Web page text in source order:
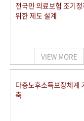
50+1 주년 기념
세계와 함께 한 KIHASA
VR 역사관
전국민 의료보험 조기
위한 제도 설계
VIEW MORE
다층노후소득보장체계
축